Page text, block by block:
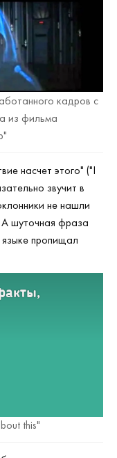
кадров с
из фильма
насчет этого" ("I
звучит в
не нашли
шуточная фраза
пропищал
this"